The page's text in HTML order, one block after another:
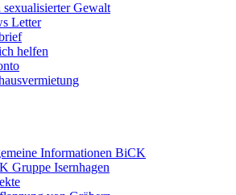
sexualisierter Gewalt
Letter
helfen
Informationen BiCK
Gruppe Isernhagen